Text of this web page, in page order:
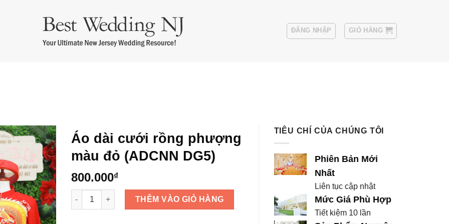
ĐĂNG NHẬP GIỎ HÀNG
Áo dài cưới rồng phượng
màu đỏ (ADCNN DG5)
800.000₫
Áo dài cưới rồng phượng màu đỏ (ADCNN DG5) số lượng
THÊM VÀO GIỎ HÀNG
TIÊU CHÍ CỦA CHÚNG TÔI
Phiên Bản Mới
Nhất
Liên tục cập nhật
Mức Giá Phù Hợp
Tiết kiệm 10 lần